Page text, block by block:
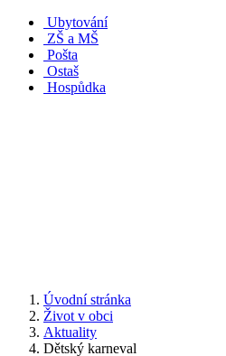
Ubytování
ZŠ a MŠ
Pošta
Ostaš
Hospůdka
Úvodní stránka
Život v obci
Aktuality
Dětský karneval